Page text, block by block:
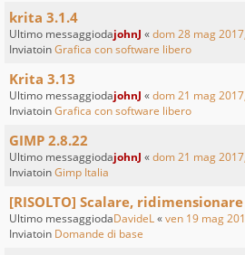
krita 3.1.4
Ultimo messaggiodajohnJ «dom 28 mag
InviatoinGrafica con software libero
Krita 3.13
Ultimo messaggiodajohnJ «dom 21 mag
InviatoinGrafica con software libero
GIMP 2.8.22
Ultimo messaggiodajohnJ «dom 21 mag
InviatoinGimp Italia
[RISOLTO] Scalare,
Ultimo messaggiodaDavideL«ven 19 mag
Inviatoin Domande di base